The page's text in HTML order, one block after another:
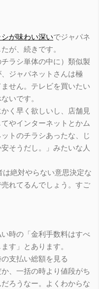
が味わい深いでジャパネ
が、続きです。
ラシ単体の中に）類似製
ジャパネットさんは極
せん。テレビを買いたい
いです。
く早く欲しいし、店舗見
やインターネットとかム
トのチラシあったな、じ
そうだし。」みたいな人
絶対やらない意思決定な
れてるんでしょう。すご
時の「金利手数料はすべ
す」とあります。
支払い総額を見る
、一括の時より値段がち
ろうなー。よくわからな